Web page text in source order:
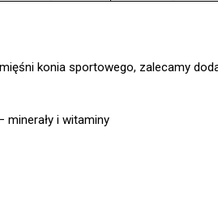
konia sportowego, zalecamy
i witaminy